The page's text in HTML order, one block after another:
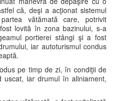
că, deşi a acţionat sistemul
vătămată care, potrivit
lovită în zona bazinului, s-a
portierei stângi şi a fost
iar autoturismul condus
pe timp de zi, în condiţii de
uscat, iar drumul în aliniament,